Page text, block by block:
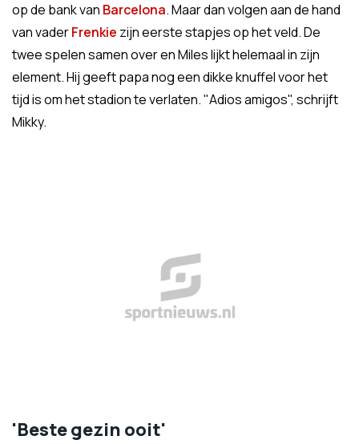
op de bank van Barcelona. Maar dan volgen aan de hand
van vaderFrenkie zijn eerste stapjes op het veld. De
twee spelen samen over en Miles lijkt helemaal in zijn
element. Hij geeft papa nog een dikke knuffel voor het
tijd is om het stadion te verlaten. "Adios amigos", schrijft
Mikky.
'Beste gezin ooit'